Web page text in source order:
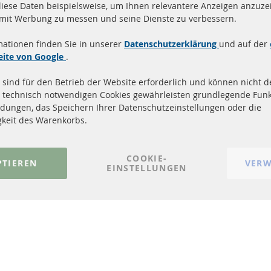
innerhalb 24 Stunden
auf Lager
Alle Teile zertifiziert
homologiert mit e-
Quick Links
Dieselpartikelfilter (DPF)
Dieselpartikelfilter Reinigung
Katalysator (KAT)
Über uns
Zahlungsarten
Versandkosten
Daten beispielsweise, um Ihnen relevantere Anzeigen
Werbung zu messen und seine Dienste zu verbessern.
finden Sie in unserer Datenschutzerklärung und auf der
von Google .
sind für den Betrieb der Website erforderlich und können nicht
notwendigen Cookies gewährleisten grundlegende
das Speichern Ihrer Datenschutzeinstellungen oder die
des Warenkorbs.
COOKIE-
EINSTELLUNGEN